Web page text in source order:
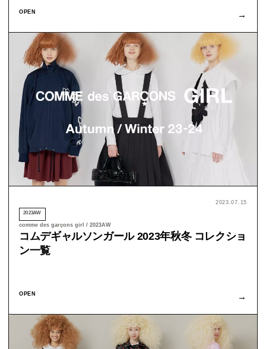
OPEN →
2023.07.15
2023AW
comme des garçons girl / 2023AW
コムデギャルソンガール 2023年秋冬 コレクショ
ン一覧
OPEN →